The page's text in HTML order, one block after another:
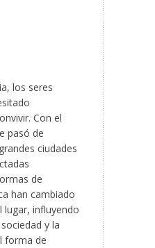
los seres
Con el
pasó de
ciudades
de
han cambiado
lugar, influyendo
y la
forma de